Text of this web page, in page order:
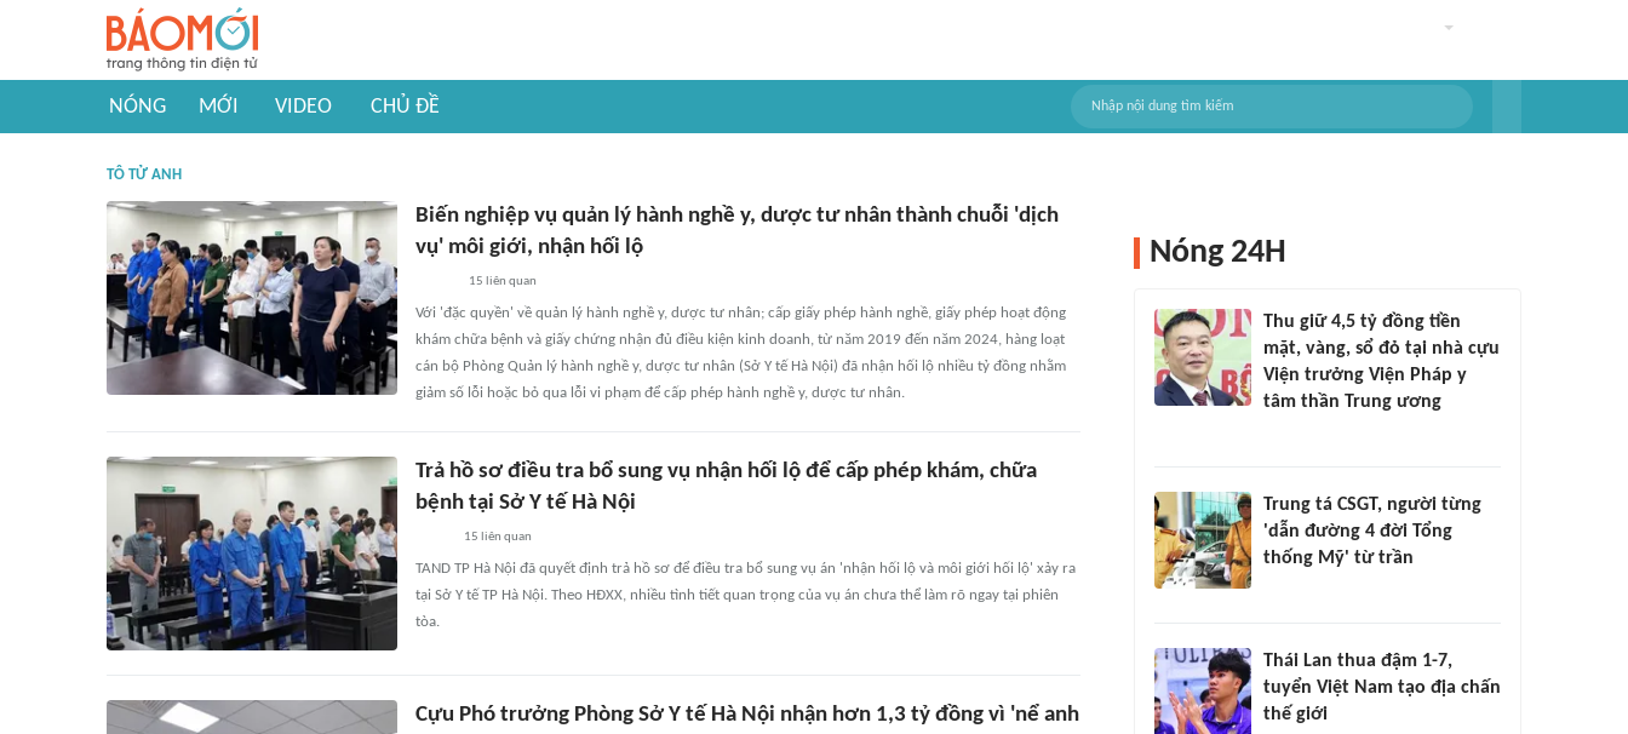
NÓNG MỚI VIDEO CHỦ ĐỀ
TÔ TỬ ANH
Biến nghiệp vụ quản lý hành nghề y, dược tư nhân thành chuỗi 'dịch
vụ' môi giới, nhận hối lộ
15 liên quan
Với 'đặc quyền' về quản lý hành nghề y, dược tư nhân; cấp giấy phép hành nghề, giấy phép hoạt động
khám chữa bệnh và giấy chứng nhận đủ điều kiện kinh doanh, từ năm 2019 đến năm 2024, hàng loạt
cán bộ Phòng Quản lý hành nghề y, dược tư nhân (Sở Y tế Hà Nội) đã nhận hối lộ nhiều tỷ đồng nhằm
giảm số lỗi hoặc bỏ qua lỗi vi phạm để cấp phép hành nghề y, dược tư nhân.
Trả hồ sơ điều tra bổ sung vụ nhận hối lộ để cấp phép khám, chữa
bệnh tại Sở Y tế Hà Nội
15 liên quan
TAND TP Hà Nội đã quyết định trả hồ sơ để điều tra bổ sung vụ án 'nhận hối lộ và môi giới hối lộ' xảy ra
tại Sở Y tế TP Hà Nội. Theo HĐXX, nhiều tình tiết quan trọng của vụ án chưa thể làm rõ ngay tại phiên
tòa.
Cựu Phó trưởng Phòng Sở Y tế Hà Nội nhận hơn 1,3 tỷ đồng vì 'nể anh
Nóng 24H
Thu giữ 4,5 tỷ đồng tiền
mặt, vàng, sổ đỏ tại nhà cựu
Viện trưởng Viện Pháp y
tâm thần Trung ương
Trung tá CSGT, người từng
'dẫn đường 4 đời Tổng
thống Mỹ' từ trần
Thái Lan thua đậm 1-7,
tuyển Việt Nam tạo địa chấn
thế giới